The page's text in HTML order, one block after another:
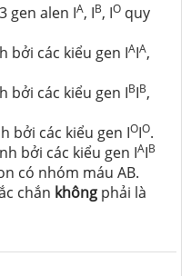
gen alen IA, IB, IO quy
bởi các kiểu gen IAIA,
bởi các kiểu gen IBIB,
bởi các kiểu gen IOIO.
bởi các kiểu gen IAIB
có nhóm máu AB.
chắn không phải là